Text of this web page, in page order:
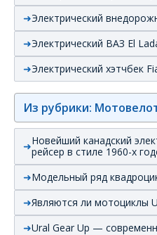
Электрический
Электрический ВАЗ El
Электрический хэтчбек
Из рубрики:
Новейший канадский
рейсер в стиле 1960-х
Модельный ряд
Являются ли мотоциклы
Ural Gear Up —